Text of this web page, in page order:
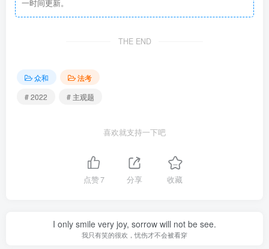
一时间更新。
THE END
众和
法考
# 2022
# 主观题
喜欢就支持一下吧
点赞7 分享 收藏
I only smile very joy, sorrow will not be see.
我只有笑的很欢，忧伤才不会被看穿